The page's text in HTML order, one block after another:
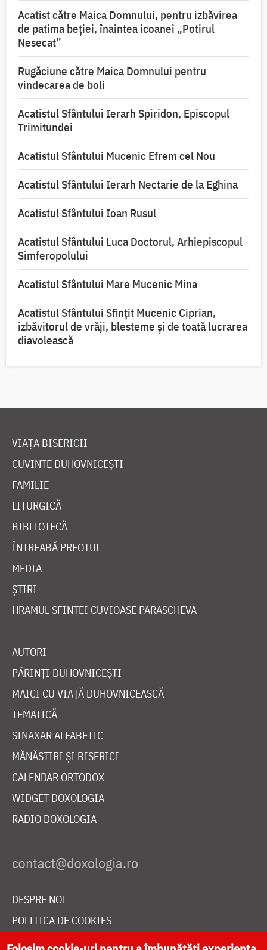
Acatist către Maica Domnului, pentru izbăvirea
de patima beției, înaintea icoanei „Potirul
Nesecat”
Rugăciune către Maica Domnului pentru
vindecarea de boli
Acatistul Sfântului Ierarh Spiridon, Episcopul
Trimitundei
Acatistul Sfântului Mucenic Efrem cel Nou
Acatistul Sfântului Ierarh Nectarie de la Eghina
Acatistul Sfântului Ioan Rusul
Acatistul Sfântului Luca Doctorul, Arhiepiscopul
Simferopolului
Acatistul Sfântului Mare Mucenic Mina
Acatistul Sfântului Sfințit Mucenic Ciprian,
izbăvitorul de vrăji, blesteme și de toată lucrarea
diavolească
VIAȚA BISERICII
CUVINTE DUHOVNICEȘTI
FAMILIE
LITURGICĂ
BIBLIOTECĂ
ÎNTREABĂ PREOTUL
MEDIA
ȘTIRI
HRAMUL SFINTEI CUVIOASE PARASCHEVA
AUTORI
PĂRINȚI DUHOVNICEȘTI
MAICI CU VIAȚĂ DUHOVNICEASCĂ
TEMATICĂ
SINAXAR ALFABETIC
MĂNĂSTIRI ȘI BISERICI
CALENDAR ORTODOX
WIDGET DOXOLOGIA
RADIO DOXOLOGIA
DESPRE NOI
POLITICA DE COOKIES
DONEAZĂ ONLINE PENTRU CATEDRALA NAȚIONALĂ